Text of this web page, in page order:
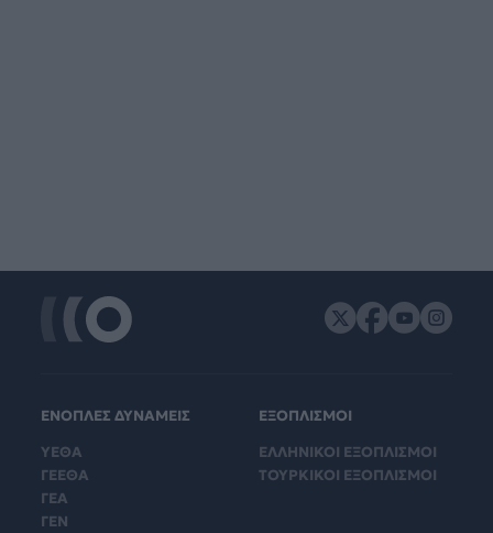
ΕΝΟΠΛΕΣ ΔΥΝΑΜΕΙΣ
ΥΕΘΑ
ΓΕΕΘΑ
ΓΕΑ
ΓΕΝ
ΕΞΟΠΛΙΣΜΟΙ
ΕΛΛΗΝΙΚΟΙ ΕΞΟΠΛΙΣΜΟΙ
ΤΟΥΡΚΙΚΟΙ ΕΞΟΠΛΙΣΜΟΙ